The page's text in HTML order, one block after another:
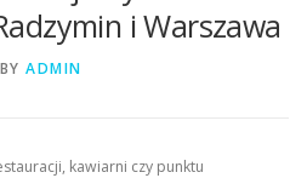
i Warszawa
BY ADMIN
kawiarni czy punktu